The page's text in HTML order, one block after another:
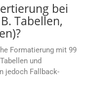
bei
Tabellen,
Formatierung mit 99
und
jedoch Fallback-